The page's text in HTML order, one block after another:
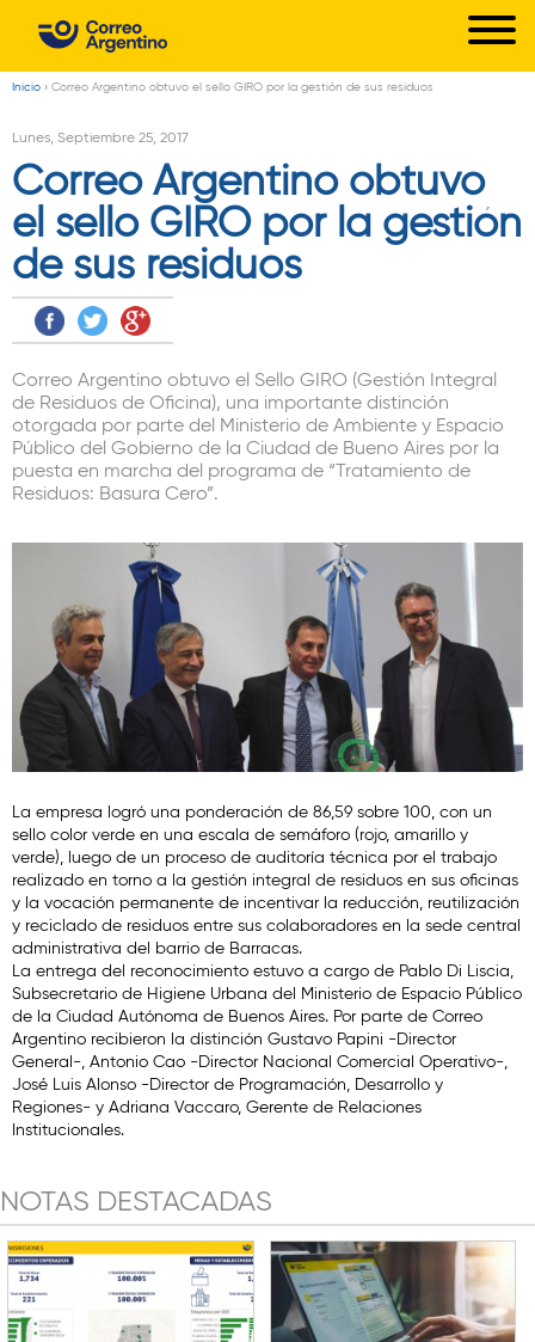
contenido
A
g
e
n
está
aquí
Inicio › Correo Argentino obtuvo el sello GIRO por la gestión de sus residuos
Lunes, Septiembre 25, 2017
Correo Argentino obtuvo
el sello GIRO por la gestión
de sus residuos
Correo Argentino obtuvo el Sello GIRO (Gestión Integral
de Residuos de Oficina), una importante distinción
otorgada por parte del Ministerio de Ambiente y Espacio
Público del Gobierno de la Ciudad de Bueno Aires por la
puesta en marcha del programa de “Tratamiento de
Residuos: Basura Cero”.
La empresa logró una ponderación de 86,59 sobre 100, con un
sello color verde en una escala de semáforo (rojo, amarillo y
verde), luego de un proceso de auditoría técnica por el trabajo
realizado en torno a la gestión integral de residuos en sus oficinas
y la vocación permanente de incentivar la reducción, reutilización
y reciclado de residuos entre sus colaboradores en la sede central
administrativa del barrio de Barracas.
La entrega del reconocimiento estuvo a cargo de Pablo Di Liscia,
Subsecretario de Higiene Urbana del Ministerio de Espacio Público
de la Ciudad Autónoma de Buenos Aires. Por parte de Correo
Argentino recibieron la distinción Gustavo Papini -Director
General-, Antonio Cao -Director Nacional Comercial Operativo-,
José Luis Alonso -Director de Programación, Desarrollo y
Regiones- y Adriana Vaccaro, Gerente de Relaciones
Institucionales.
NOTAS DESTACADAS